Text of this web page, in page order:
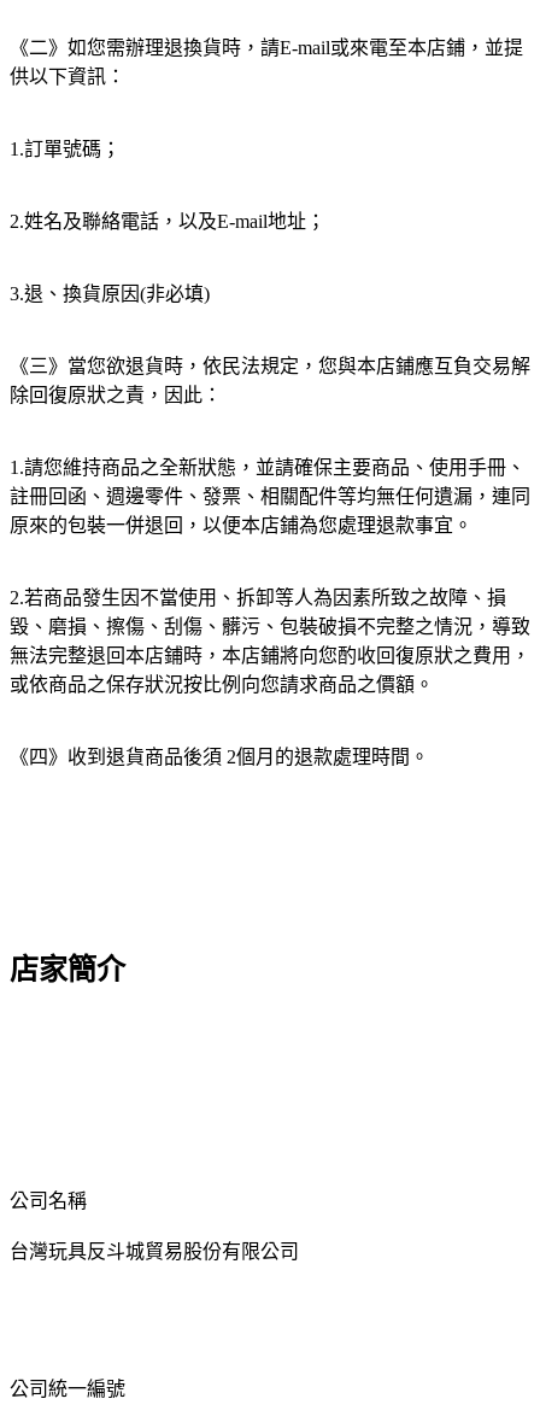
《二》如您需辦理退換貨時，請E-mail或來電至本店鋪，並提
供以下資訊：
1.訂單號碼；
2.姓名及聯絡電話，以及E-mail地址；
3.退、換貨原因(非必填)
《三》當您欲退貨時，依民法規定，您與本店鋪應互負交易解
除回復原狀之責，因此：
1.請您維持商品之全新狀態，並請確保主要商品、使用手冊、
註冊回函、週邊零件、發票、相關配件等均無任何遺漏，連同
原來的包裝一併退回，以便本店鋪為您處理退款事宜。
2.若商品發生因不當使用、拆卸等人為因素所致之故障、損
毀、磨損、擦傷、刮傷、髒污、包裝破損不完整之情況，導致
無法完整退回本店鋪時，本店鋪將向您酌收回復原狀之費用，
或依商品之保存狀況按比例向您請求商品之價額。
《四》收到退貨商品後須 2個月的退款處理時間。
店家簡介
公司名稱
台灣玩具反斗城貿易股份有限公司
公司統一編號